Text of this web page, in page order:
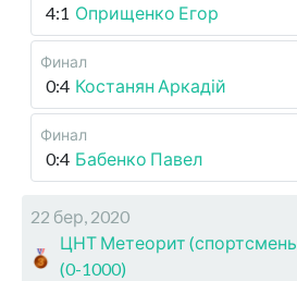
4:1 Оприщенко Егор
Финал
0:4 Костанян Аркадій
Финал
0:4 Бабенко Павел
22 бер, 2020
ЦНТ Метеорит
(0-1000)